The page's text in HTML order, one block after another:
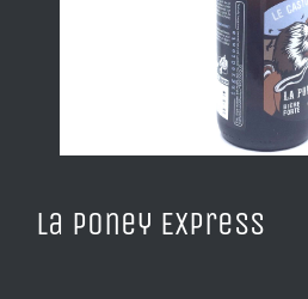
La Poney Express